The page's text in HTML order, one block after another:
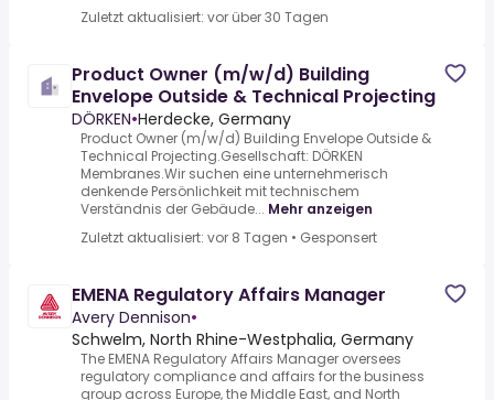
Zuletzt aktualisiert: vor über 30 Tagen
Product Owner (m/w/d) Building
Envelope Outside & Technical Projecting
DÖRKEN•Herdecke, Germany
Product Owner (m/w/d) Building Envelope Outside &
Technical Projecting.Gesellschaft: DÖRKEN
Membranes.Wir suchen eine unternehmerisch
denkende Persönlichkeit mit technischem
Verständnis der Gebäude... Mehr anzeigen
Zuletzt aktualisiert: vor 8 Tagen • Gesponsert
EMENA Regulatory Affairs Manager
Avery Dennison•
Schwelm, North Rhine-Westphalia, Germany
The EMENA Regulatory Affairs Manager oversees
regulatory compliance and affairs for the business
group across Europe, the Middle East, and North